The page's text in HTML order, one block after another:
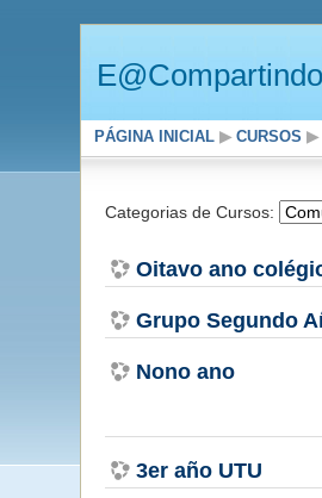
E@Compartindo
PÁGINA INICIAL ▶ CURSOS ▶
Categorias de Cursos:
Oitavo ano
Grupo Segundo
Nono ano
3er año UTU